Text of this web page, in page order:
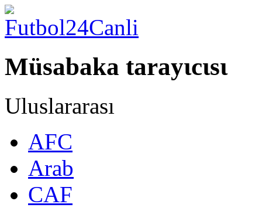
Müsabaka tarayιcιsι
Uluslararası
AFC
Arab
CAF